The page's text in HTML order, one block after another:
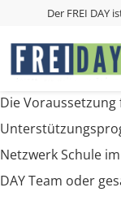
Der FREI DAY
Die
Netzwerk Schule
DAY Team oder